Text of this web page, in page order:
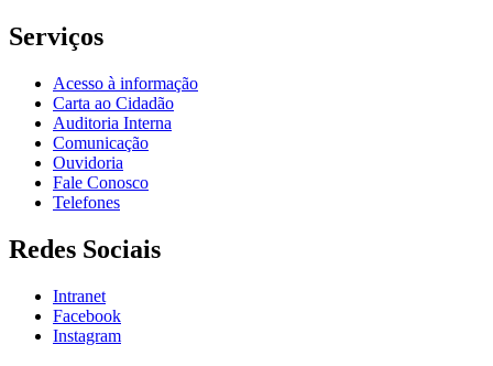
Serviços
Acesso à informação
Carta ao Cidadão
Auditoria Interna
Comunicação
Ouvidoria
Fale Conosco
Telefones
Redes Sociais
Intranet
Facebook
Instagram